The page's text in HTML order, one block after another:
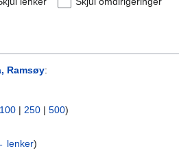
Ramsøy:
100 | 250 | 500)
lenker)